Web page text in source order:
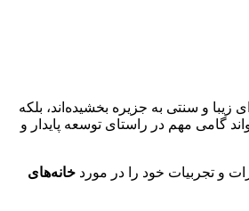
و سنتی به جزیره بخشیده‌اند، بلکه
گامی مهم در راستای توسعه پایدار و
و تجربیات خود را در مورد خانه‌های